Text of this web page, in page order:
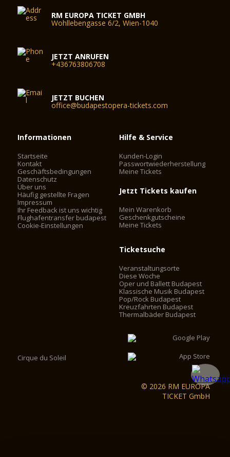
RM EUROPA TICKET GMBH
Wohllebengasse 6/2, Wien-1040
JETZT ANRUFEN
+436763806708
JETZT BUCHEN
office@budapestopera-tickets.com
Informationen
Startseite
Kontakt
Geschäftsbedingungen
Datenschutz
Über uns
Häufig gestellte Fragen
Impressum
Ihr Feedback ist uns wichtig
Flughafentransfer budapest
Cookie-Einstellungen
Hilfe & Service
Kunden-Login
Passwortwiederherstellung
Meine Tickets
Jetzt Tickets kaufen
Mein Warenkorb
Geschenkgutscheine
Meine Tickets
Ticketsuche
Veranstaltungsorte
Diese Woche
Oper und Ballett Budapest
Klassische Musik Budapest
Pop/Rock Budapest
Kreuzfahrten Budapest
Thermalbäder Budapest
Cirque du Soleil
© 2026 RM EUROPA
TICKET GmbH